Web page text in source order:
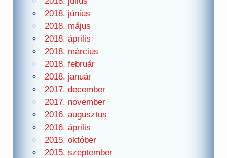
2018. június
2018. május
2018. április
2018. március
2018. február
2018. január
2017. december
2017. november
2016. augusztus
2016. április
2015. október
2015. szeptember